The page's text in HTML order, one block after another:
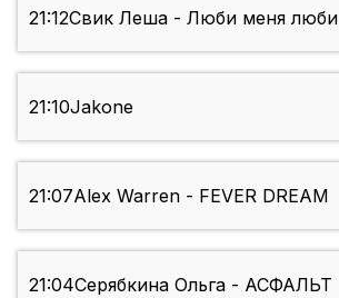
21:12Свик Леша - Люби меня люби
21:10Jakone
21:07Alex Warren - FEVER DREAM
21:04Серябкина Ольга - АСФАЛЬТ